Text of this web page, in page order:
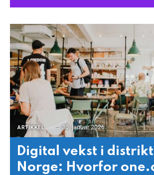
ARTIKKEL 30. januar 2026
Digital vekst i
Norge: Hvorfor